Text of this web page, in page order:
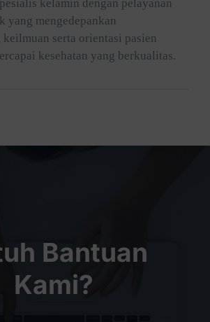
kelamin dengan pelayanan
yang mengedepankan
serta orientasi pasien
kesehatan yang berkualitas.
Bantuan
Kami?